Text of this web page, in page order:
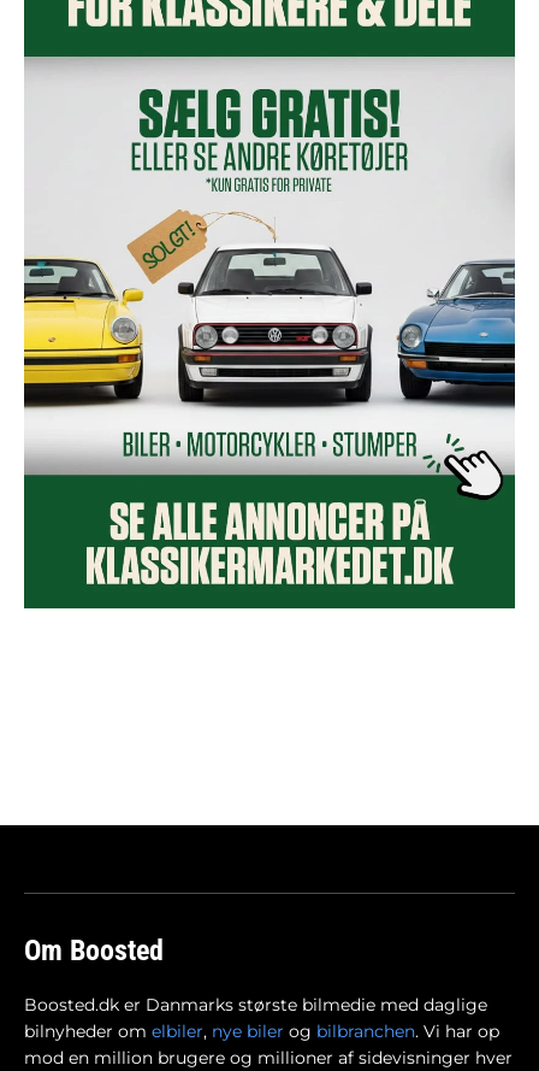
Om Boosted
Boosted.dk er Danmarks største bilmedie med daglige
bilnyheder om elbiler, nye biler og bilbranchen. Vi har op
mod en million brugere og millioner af sidevisninger hver